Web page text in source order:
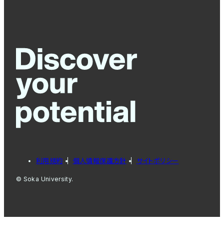
利用規約 個人情報保護方針 サイトポリシー
© Soka University.